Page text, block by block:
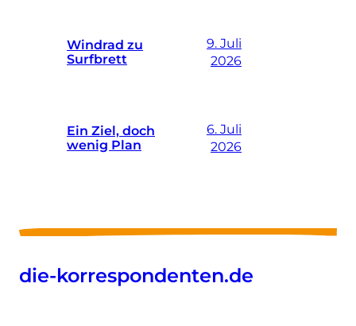
Windrad zu
Surfbrett
9. Juli
2026
Ein Ziel, doch
wenig Plan
6. Juli
2026
die-korrespondenten.de